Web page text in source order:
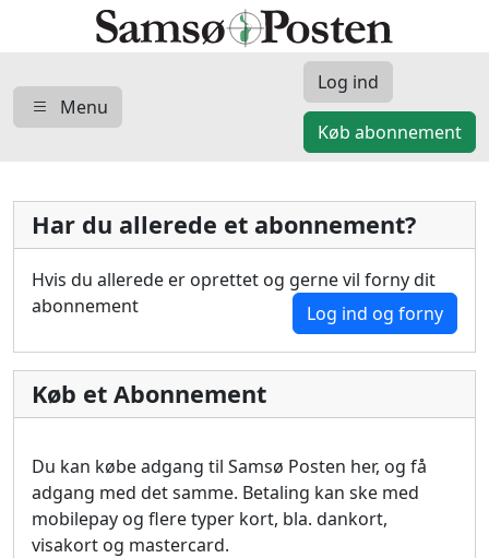
Menu
Log ind
Køb abonnement
Har du allerede et abonnement?
Hvis du allerede er oprettet og gerne vil forny dit
abonnement
Log ind og forny
Køb et Abonnement
Du kan købe adgang til Samsø Posten her, og få
adgang med det samme. Betaling kan ske med
mobilepay og flere typer kort, bla. dankort,
visakort og mastercard.